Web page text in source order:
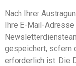
Nach Ihrer
Ihre E-Mail-
gespeichert, sofern
erforderlich ist. Die